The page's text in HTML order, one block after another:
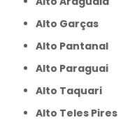
Alto Garças
Alto Pantanal
Alto Paraguai
Alto Taquari
Alto Teles Pires